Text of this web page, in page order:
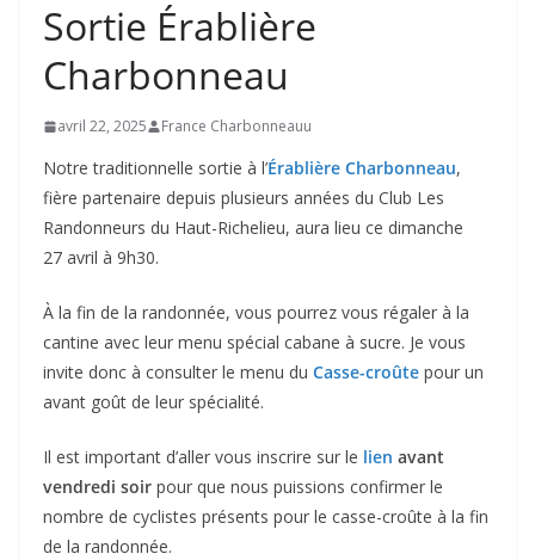
Sortie Érablière
Charbonneau
avril 22, 2025 France Charbonneauu
Notre traditionnelle sortie à l’Érablière Charbonneau,
fière partenaire depuis plusieurs années du Club Les
Randonneurs du Haut-Richelieu, aura lieu ce dimanche
27 avril à 9h30.
À la fin de la randonnée, vous pourrez vous régaler à la
cantine avec leur menu spécial cabane à sucre. Je vous
invite donc à consulter le menu du Casse-croûte pour un
avant goût de leur spécialité.
Il est important d’aller vous inscrire sur le lien avant
vendredi soir pour que nous puissions confirmer le
nombre de cyclistes présents pour le casse-croûte à la fin
de la randonnée.